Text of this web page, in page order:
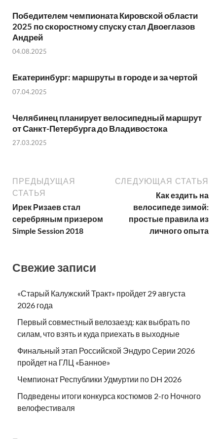
Победителем чемпионата Кировской области
2025 по скоростному спуску стал Двоеглазов
Андрей
04.08.2025
Екатеринбург: маршруты в городе и за чертой
07.04.2025
Челябинец планирует велосипедный маршрут
от Санкт-Петербурга до Владивостока
27.03.2025
ПРЕДЫДУЩАЯ
СТАТЬЯ
Ирек Ризаев стал
серебряным призером
Simple Session 2018
СЛЕДУЮЩАЯ СТАТЬЯ
Как ездить на
велосипеде зимой:
простые правила из
личного опыта
Свежие записи
«Старый Калужский Тракт» пройдет 29 августа
2026 года
Первый совместный велозаезд: как выбрать по
силам, что взять и куда приехать в выходные
Финальный этап Российской Эндуро Серии 2026
пройдет на ГЛЦ «Банное»
Чемпионат Республики Удмуртии по DH 2026
Подведены итоги конкурса костюмов 2-го Ночного
велофестиваля